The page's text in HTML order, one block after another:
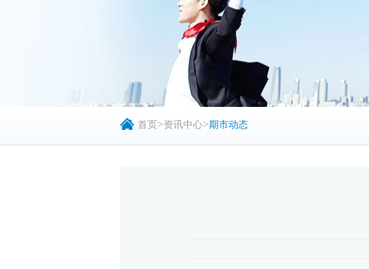
首页 >资讯中心>期市动态